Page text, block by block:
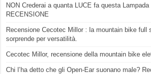
NON Crederai a quanta LUCE fa questa
RECENSIONE
Recensione Cecotec Millor : la mountain bike full
sorprende per versatilità.
Cecotec Millor, recensione della mountain bike
Chi l’ha detto che gli Open-Ear suonano male?